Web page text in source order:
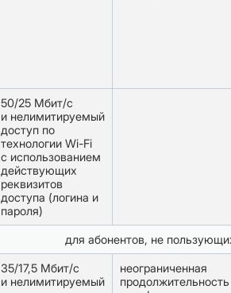
50/25 Мбит/с
и нелимитируемый
доступ по
технологии Wi-Fi
с использованием
действующих
реквизитов
доступа (логина и
пароля)
для абонентов, не
35/17,5 Мбит/с
и нелимитируемый
неограниченная
продолжительность